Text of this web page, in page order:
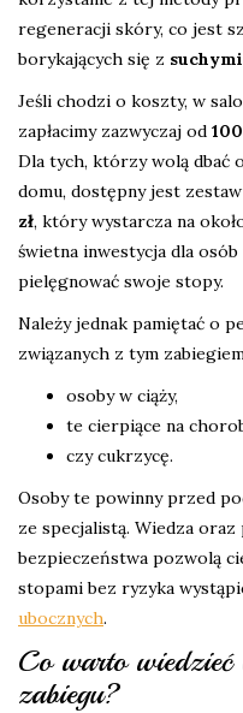
regeneracji skóry, co jest
borykających się z suchymi
Jeśli chodzi o koszty, w
zapłacimy zazwyczaj od
Dla tych, którzy wolą dbać
domu, dostępny jest
zł, który wystarcza na
świetna inwestycja dla
pielęgnować swoje stopy.
Należy jednak pamiętać o
związanych z tym
osoby w ciąży,
te cierpiące na
czy cukrzycę.
Osoby te powinny przed
ze specjalistą. Wiedza
bezpieczeństwa pozwolą
stopami bez ryzyka
ubocznych.
Co warto wiedzieć
zabiegu?